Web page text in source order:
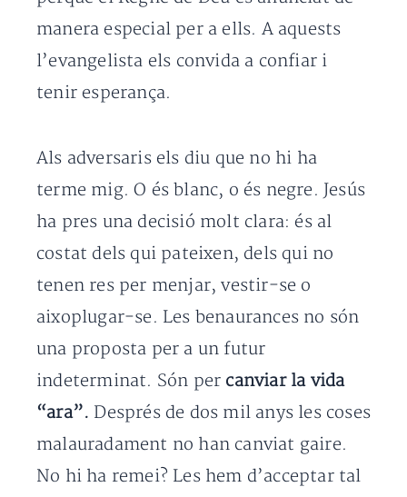
manera especial per a ells. A aquests
l’evangelista els convida a confiar i
tenir esperança.
Als adversaris els diu que no hi ha
terme mig. O és blanc, o és negre. Jesús
ha pres una decisió molt clara: és al
costat dels qui pateixen, dels qui no
tenen res per menjar, vestir-se o
aixoplugar-se. Les benaurances no són
una proposta per a un futur
indeterminat. Són per canviar la vida
“ara”. Després de dos mil anys les coses
malauradament no han canviat gaire.
No hi ha remei? Les hem d’acceptar tal